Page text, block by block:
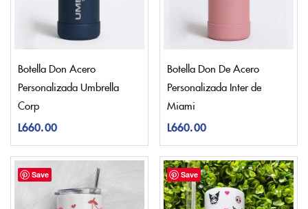
Botella Don Acero
Personalizada Umbrella
Corp
L660.00
Botella Don De Acero
Personalizada Inter de
Miami
L660.00
Save Save